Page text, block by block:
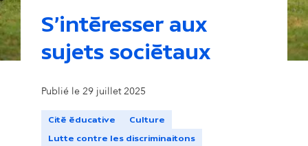
S'intéresser aux
sujets sociétaux
Publié le 29 juillet 2025
Cité éducative Culture
Lutte contre les discriminaitons